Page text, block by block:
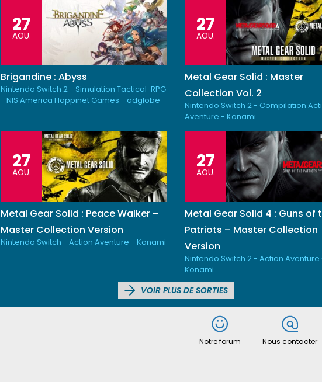
27
AOU.
Brigandine : Abyss
Nintendo Switch 2 - Simulation Tactical-RPG
- NIS America Happinet Games - adglobe
27
AOU.
Metal Gear Solid : Master
Collection Vol. 2
Nintendo Switch 2 - Compilation
Aventure - Konami
27
AOU.
Metal Gear Solid : Peace Walker –
Master Collection Version
Nintendo Switch - Action Aventure - Konami
27
AOU.
Metal Gear Solid 4 : Guns of
Patriots – Master Collection
Version
Nintendo Switch 2 - Action Aventure
Konami
VOIR PLUS DE SORTIES
Notre forum Nous contacter